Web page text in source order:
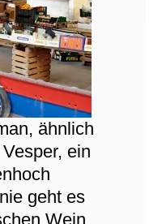
ähnlich
ein
geht es
Wein.